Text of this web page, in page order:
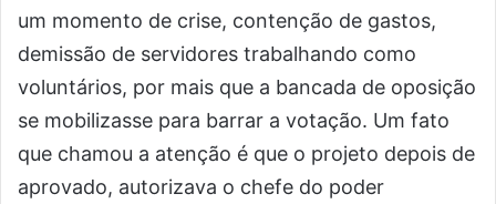
um momento de crise, contenção de gastos,
demissão de servidores trabalhando como
voluntários, por mais que a bancada de oposição
se mobilizasse para barrar a votação. Um fato
que chamou a atenção é que o projeto depois de
aprovado, autorizava o chefe do poder